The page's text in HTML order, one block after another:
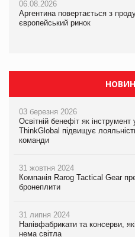
06.08.2026
Аргентина повертається з
європейський ринок
Смачне поповнення дитячого
новинки від ТМ ТОКЕРИ
06.08.2026
Аргентина повертається з
європейський ринок
03 березня 2026
Освітній бенефіт як
ThinkGlobal підвищує
команди
31 жовтня 2024
Компанія Rarog Tactical Gear
бронеплити
31 липня 2024
Напівфабрикати та консерви,
нема світла